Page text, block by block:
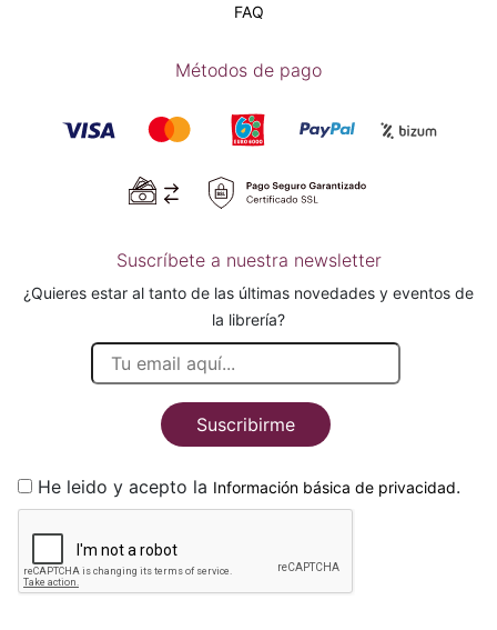
FAQ
Métodos de pago
Suscríbete a nuestra newsletter
¿Quieres estar al tanto de las últimas novedades y eventos de
la librería?
Suscribirme
He leido y acepto la Información básica de privacidad.